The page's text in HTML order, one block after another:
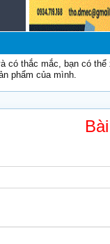
có thắc mắc, bạn có
phẩm của mình.